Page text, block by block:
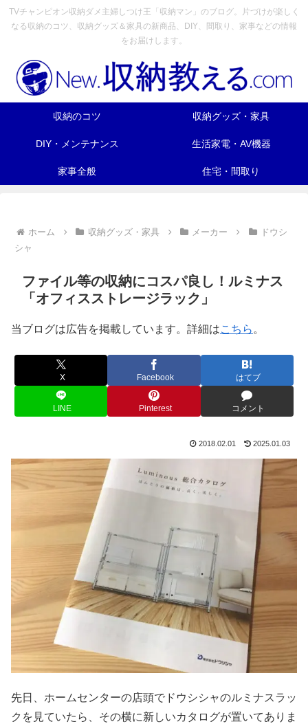
TVチャンピオン収納ダメ主婦しつけ王「収納マン」のブログ。片づけが楽しく
なる収納のコツ、収納グッズ＆家具の新商品、DIY、間取り、家事などの情報
をお届けします。
収納のコツ 収納グッズ・家具
DIY・メンテナンス 生活家電・AV機器
家事全般 住宅・間取り
ホーム 収納グッズ・家具 メーカー
ドウシ
シャ
ファイル等の収納にコスパ良し！ルミナス
「オフィスストレージラック」
当ブログは広告を掲載しています。詳細はこちら 。
X Facebook はてブ
LINE Pinterest コメント
2018.02.01 2025.01.03
先日、ホームセンターの店頭でドウシシャのルミナスラッ
クを見ていたら、その横に新しいカタログが置いてありま